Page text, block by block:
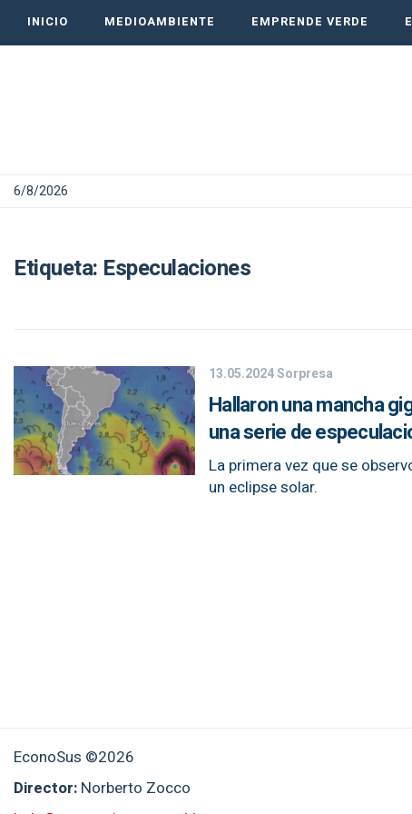
INICIO MEDIOAMBIENTE EMPRENDE VERDE
6/8/2026
Etiqueta: Especulaciones
13.05.2024Sorpresa
Hallaron una mancha
una serie de
La primera vez que se
un eclipse solar.
EconoSus ©2026
Director: Norberto Zocco